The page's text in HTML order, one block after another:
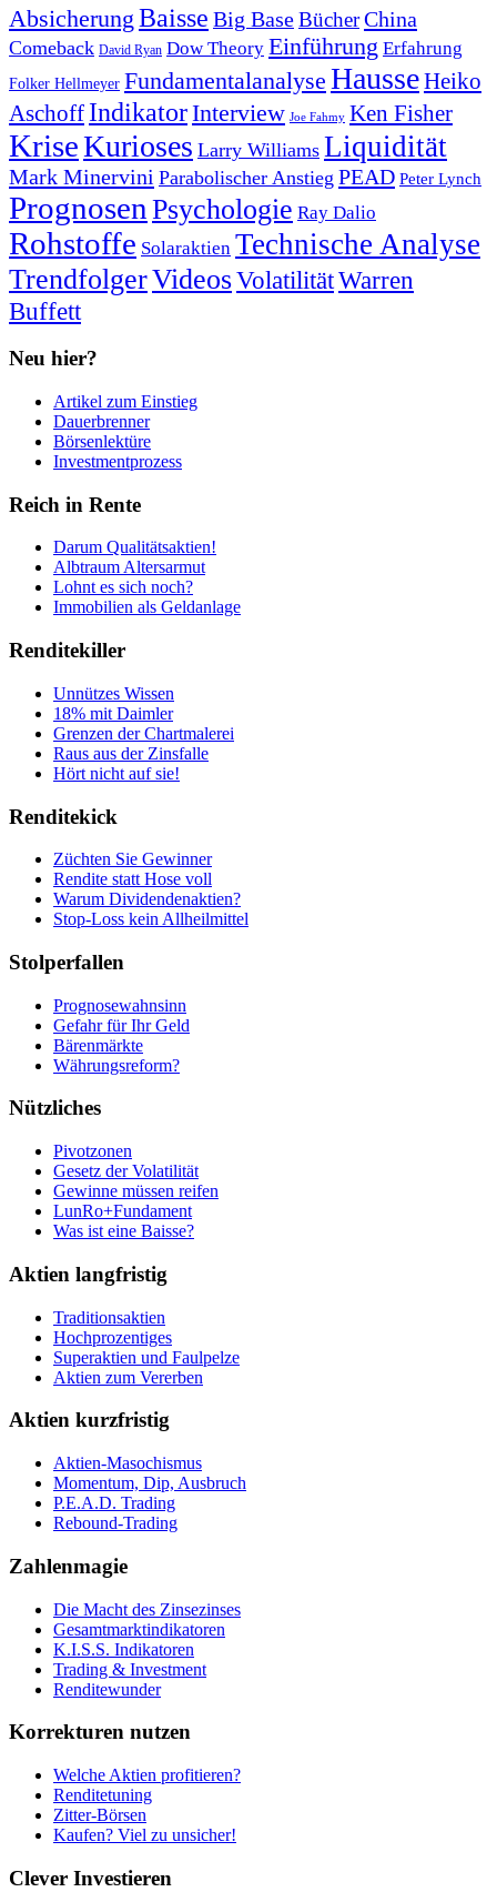
Absicherung Baisse Big BaseBücherChina
Comeback David Ryan Dow Theory Einführung Erfahrung
Folker Hellmeyer Fundamentalanalyse HausseHeiko
Aschoff IndikatorInterview Joe Fahmy Ken Fisher
KriseKurioses Larry Williams Liquidität
Mark Minervini Parabolischer Anstieg PEAD Peter Lynch
Prognosen Psychologie Ray Dalio
Rohstoffe Solaraktien Technische Analyse
TrendfolgerVideosVolatilitätWarren
Buffett
Neu hier?
Artikel zum Einstieg
Dauerbrenner
Börsenlektüre
Investmentprozess
Reich in Rente
Darum Qualitätsaktien!
Albtraum Altersarmut
Lohnt es sich noch?
Immobilien als Geldanlage
Renditekiller
Unnützes Wissen
18% mit Daimler
Grenzen der Chartmalerei
Raus aus der Zinsfalle
Hört nicht auf sie!
Renditekick
Züchten Sie Gewinner
Rendite statt Hose voll
Warum Dividendenaktien?
Stop-Loss kein Allheilmittel
Stolperfallen
Prognosewahnsinn
Gefahr für Ihr Geld
Bärenmärkte
Währungsreform?
Nützliches
Pivotzonen
Gesetz der Volatilität
Gewinne müssen reifen
LunRo+Fundament
Was ist eine Baisse?
Aktien langfristig
Traditionsaktien
Hochprozentiges
Superaktien und Faulpelze
Aktien zum Vererben
Aktien kurzfristig
Aktien-Masochismus
Momentum, Dip, Ausbruch
P.E.A.D. Trading
Rebound-Trading
Zahlenmagie
Die Macht des Zinsezinses
Gesamtmarktindikatoren
K.I.S.S. Indikatoren
Trading & Investment
Renditewunder
Korrekturen nutzen
Welche Aktien profitieren?
Renditetuning
Zitter-Börsen
Kaufen? Viel zu unsicher!
Clever Investieren